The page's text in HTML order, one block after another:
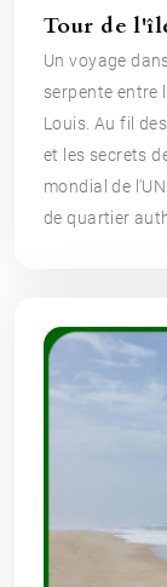
Tour de
Un voyage
serpente entre
Louis. Au fil
et les secrets
mondial de
de quartier